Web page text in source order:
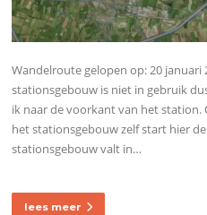
Wandelroute gelopen op: 20 januari
stationsgebouw is niet in gebruik
ik naar de voorkant van het station.
het stationsgebouw zelf start hier
stationsgebouw valt in…
lees meer